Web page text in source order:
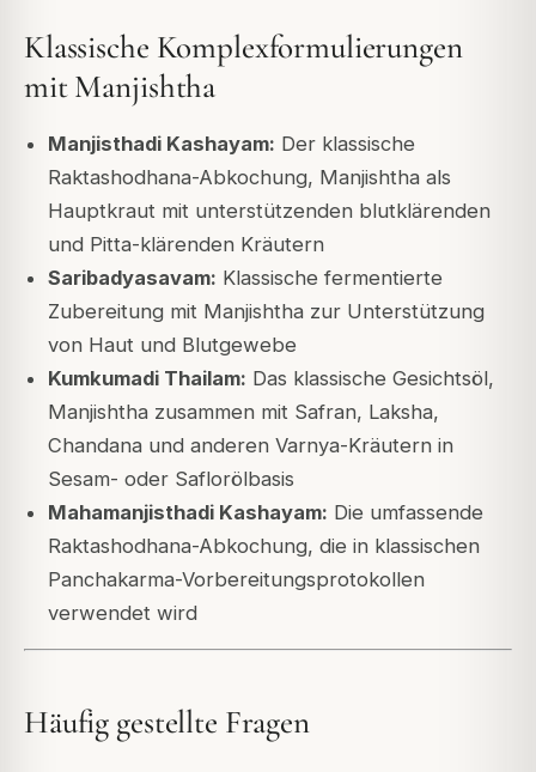
Klassische Komplexformulierungen
mit Manjishtha
Manjisthadi Kashayam: Der klassische
Raktashodhana-Abkochung, Manjishtha als
Hauptkraut mit unterstützenden blutklärenden
und Pitta-klärenden Kräutern
Saribadyasavam: Klassische fermentierte
Zubereitung mit Manjishtha zur Unterstützung
von Haut und Blutgewebe
Kumkumadi Thailam: Das klassische Gesichtsöl,
Manjishtha zusammen mit Safran, Laksha,
Chandana und anderen Varnya-Kräutern in
Sesam- oder Saflorölbasis
Mahamanjisthadi Kashayam: Die umfassende
Raktashodhana-Abkochung, die in klassischen
Panchakarma-Vorbereitungsprotokollen
verwendet wird
Häufig gestellte Fragen